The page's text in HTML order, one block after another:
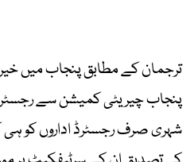
ترجمان کے مطابق پنجاب میں
پنجاب چیریٹی کمیشن سے
شہری صرف رجسٹرڈ اداروں کو ہی